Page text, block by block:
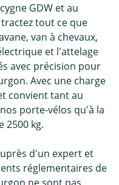
GDW et au
tout ce que
van à chevaux,
et l'attelage
avec précision pour
Avec une charge
convient tant au
porte-vélos qu'à la
2500 kg.
d'un expert et
réglementaires de